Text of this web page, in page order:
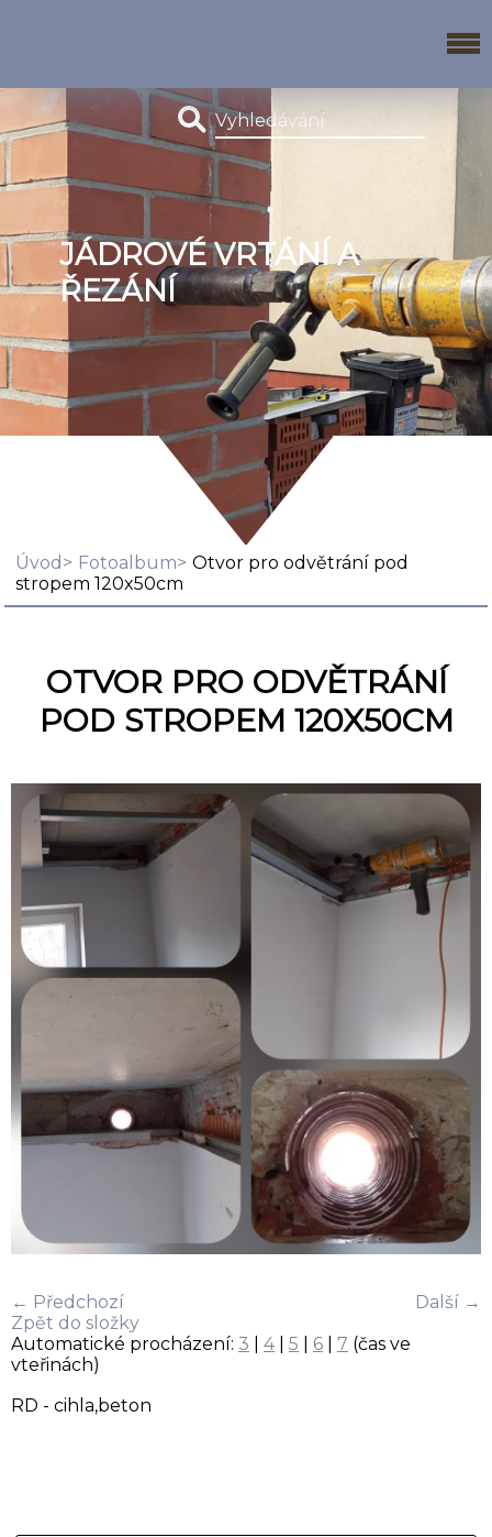
JÁDROVÉ VRTÁNÍ A
ŘEZÁNÍ
Úvod Fotoalbum
Otvor pro odvětrání pod
stropem 120x50cm
OTVOR PRO ODVĚTRÁNÍ
POD STROPEM 120X50CM
← Předchozí
Další →
Zpět do složky
Automatické procházení: 3 4| 5 6 7 (čas ve
vteřinách)
RD - cihla,beton